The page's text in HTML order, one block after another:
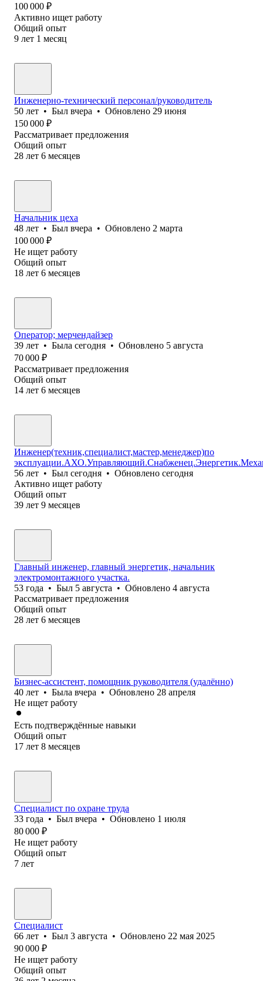
100 000 ₽
Активно ищет работу
Общий опыт
9 лет 1 месяц
Инженерно-технический персонал/руководитель
50 лет • Был вчера • Обновлено 29 июня
150 000 ₽
Рассматривает предложения
Общий опыт
28 лет 6 месяцев
Начальник цеха
48 лет • Был вчера • Обновлено 2 марта
100 000 ₽
Не ищет работу
Общий опыт
18 лет 6 месяцев
Оператор; мерчендайзер
39 лет • Была сегодня • Обновлено 5 августа
70 000 ₽
Рассматривает предложения
Общий опыт
14 лет 6 месяцев
Инженер(техник,специалист,мастер,менеджер)по
56 лет • Был сегодня • Обновлено сегодня
Активно ищет работу
Общий опыт
39 лет 9 месяцев
Главный инженер, главный энергетик, начальник
электромонтажного участка.
53 года • Был 5 августа • Обновлено 4 августа
Рассматривает предложения
Общий опыт
28 лет 6 месяцев
Бизнес-ассистент, помощник руководителя (удалённо)
40 лет • Была вчера • Обновлено 28 апреля
Не ищет работу
Есть подтверждённые навыки
Общий опыт
17 лет 8 месяцев
Специалист по охране труда
33 года • Был вчера • Обновлено 1 июля
80 000 ₽
Не ищет работу
Общий опыт
7 лет
Специалист
66 лет • Был 3 августа • Обновлено 22 мая 2025
90 000 ₽
Не ищет работу
Общий опыт